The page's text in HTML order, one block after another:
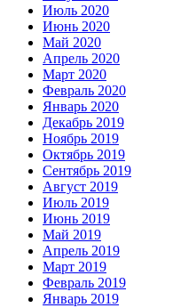
Июль 2020
Июнь 2020
Май 2020
Апрель 2020
Март 2020
Февраль 2020
Январь 2020
Декабрь 2019
Ноябрь 2019
Октябрь 2019
Сентябрь 2019
Август 2019
Июль 2019
Июнь 2019
Май 2019
Апрель 2019
Март 2019
Февраль 2019
Январь 2019